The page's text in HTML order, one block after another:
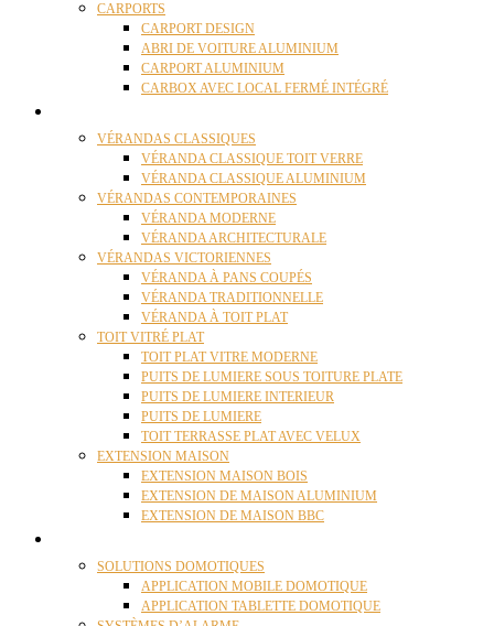
CARPORTS
CARPORT DESIGN
ABRI DE VOITURE ALUMINIUM
CARPORT ALUMINIUM
CARBOX AVEC LOCAL FERMÉ INTÉGRÉ
VÉRANDAS CLASSIQUES
VÉRANDA CLASSIQUE TOIT VERRE
VÉRANDA CLASSIQUE ALUMINIUM
VÉRANDAS CONTEMPORAINES
VÉRANDA MODERNE
VÉRANDA ARCHITECTURALE
VÉRANDAS VICTORIENNES
VÉRANDA À PANS COUPÉS
VÉRANDA TRADITIONNELLE
VÉRANDA À TOIT PLAT
TOIT VITRÉ PLAT
TOIT PLAT VITRE MODERNE
PUITS DE LUMIERE SOUS TOITURE PLATE
PUITS DE LUMIERE INTERIEUR
PUITS DE LUMIERE
TOIT TERRASSE PLAT AVEC VELUX
EXTENSION MAISON
EXTENSION MAISON BOIS
EXTENSION DE MAISON ALUMINIUM
EXTENSION DE MAISON BBC
SOLUTIONS DOMOTIQUES
APPLICATION MOBILE DOMOTIQUE
APPLICATION TABLETTE DOMOTIQUE